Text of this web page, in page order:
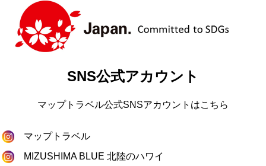
SNS公式アカウント
マップトラベル公式SNSアカウントはこちら
マップトラベル
MIZUSHIMA BLUE 北陸のハワイ